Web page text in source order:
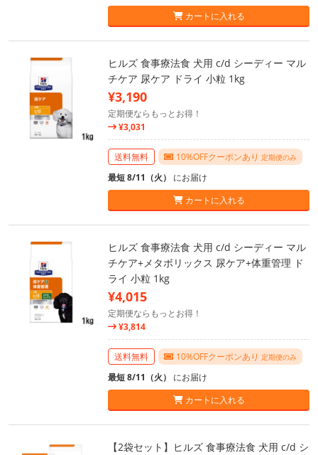
カートに入れる
ヒルズ 食事療法食 犬用 c/d シーディー マル
チケア 尿ケア ドライ 小粒 1kg
¥3,190
定期便ならもっとお得！
¥3,031
送料無料 10%OFFクーポンあり 定期便のみ
最短 8/11（火） にお届け
カートに入れる
ヒルズ 食事療法食 犬用 c/d シーディー マル
チケア+メタボリックス 尿ケア+体重管理 ド
ライ 小粒 1kg
¥4,015
定期便ならもっとお得！
¥3,814
送料無料 10%OFFクーポンあり 定期便のみ
最短 8/11（火） にお届け
カートに入れる
【2袋セット】ヒルズ 食事療法食 犬用 c/d シ